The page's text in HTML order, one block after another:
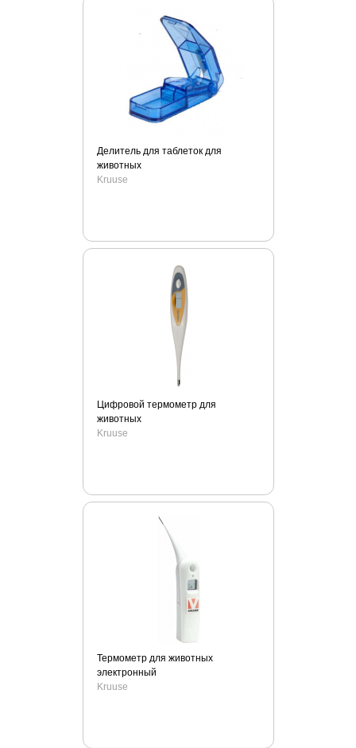
Делитель для таблеток для
животных
Kruuse
Цифровой термометр для
животных
Kruuse
Термометр для животных
электронный
Kruuse